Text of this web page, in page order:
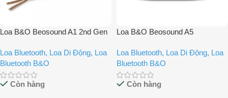
Loa B&O Beosound A1 2nd Gen
Loa Bluetooth, Loa Di Động, Loa
Bluetooth B&O
Còn hàng
Loa B&O Beosound A5
Loa Bluetooth, Loa Di Động, Loa
Bluetooth B&O
Còn hàng